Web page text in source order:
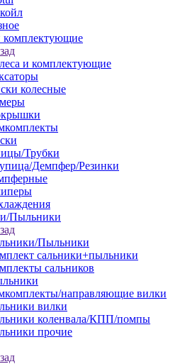
комплектующие
и комплектующие
колесные
Трубки
Демпфер/Резинки
Пыльники
Пыльники
сальники+пыльники
сальников
направляющие вилки
вилки
коленвала/КПП/помпы
прочие